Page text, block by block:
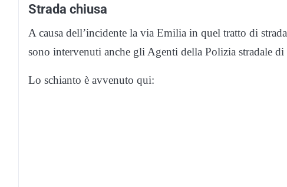
Strada chiusa
A causa dell’incidente la via Emilia in quel tratto di
sono intervenuti anche gli Agenti della Polizia stradale
Lo schianto è avvenuto qui: